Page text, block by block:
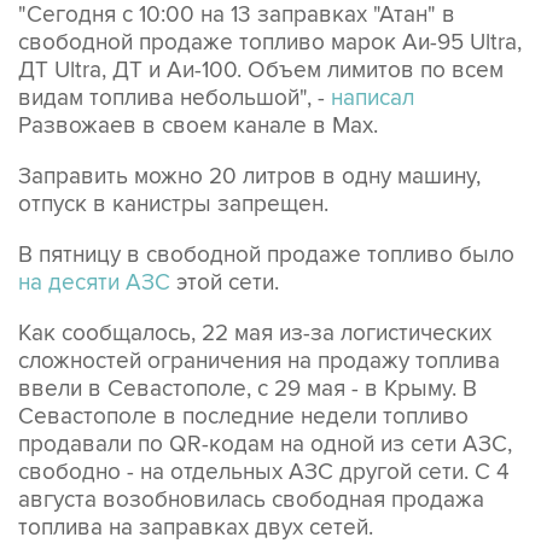
"Сегодня с 10:00 на 13 заправках "Атан" в
свободной продаже топливо марок Аи-95 Ultra,
ДТ Ultra, ДТ и Аи-100. Объем лимитов по всем
видам топлива небольшой", - написал
Развожаев в своем канале в Max.
Заправить можно 20 литров в одну машину,
отпуск в канистры запрещен.
В пятницу в свободной продаже топливо было
на десяти АЗС этой сети.
Как сообщалось, 22 мая из-за логистических
сложностей ограничения на продажу топлива
ввели в Севастополе, с 29 мая - в Крыму. В
Севастополе в последние недели топливо
продавали по QR-кодам на одной из сети АЗС,
свободно - на отдельных АЗС другой сети. С 4
августа возобновилась свободная продажа
топлива на заправках двух сетей.